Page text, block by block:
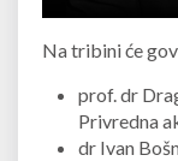
Na tribini će
prof. dr
Privredna
dr Ivan